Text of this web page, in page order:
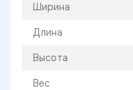
Ширина
Длина
Высота
Вес